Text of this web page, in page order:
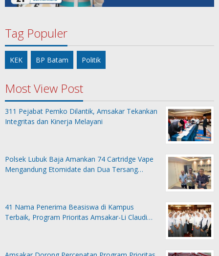
Tag Populer
KEK BP Batam Politik
Most View Post
311 Pejabat Pemko Dilantik, Amsakar Tekankan
Integritas dan Kinerja Melayani
Polsek Lubuk Baja Amankan 74 Cartridge Vape
Mengandung Etomidate dan Dua Tersang…
41 Nama Penerima Beasiswa di Kampus
Terbaik, Program Prioritas Amsakar-Li Claudi…